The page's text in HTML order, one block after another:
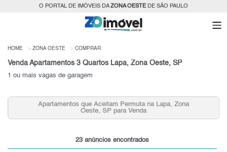
O PORTAL DE IMÓVEIS DAZONA OESTEDE SÃO PAULO
HOME ZONA OESTE COMPRAR
Venda Apartamentos 3 Quartos Lapa, Zona Oeste, SP
1 ou mais vagas de garagem
Apartamentos que Aceitam Permuta na Lapa, Zona
Oeste, SP para Venda
23 anúncios encontrados